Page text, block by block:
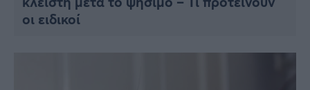
οι ειδικοί